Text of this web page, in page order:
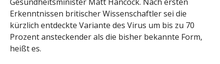
Erkenntnissen britischer Wissenschaftler sei die
kürzlich entdeckte Variante des Virus um bis zu 70
Prozent ansteckender als die bisher bekannte Form,
heißt es.